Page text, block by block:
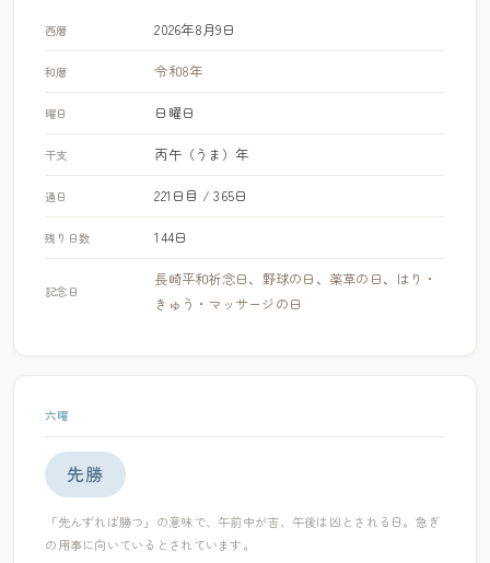
西暦 2026年8月9日
和暦 令和8年
曜日 日曜日
干支 丙午（うま）年
通日 221日目 / 365日
残り日数 144日
記念日
長崎平和祈念日、 野球の日 、 薬草の日、 はり・
きゅう・マッサージの日
六曜
先勝
「先んずれば勝つ」の意味で、午前中が吉、午後は凶とされる日。急ぎ
の用事に向いているとされています。